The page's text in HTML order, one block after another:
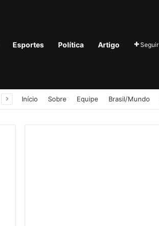
Esportes Política Artigo Seguir
Início Sobre Equipe Brasil/Mundo